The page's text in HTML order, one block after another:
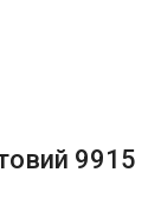
9915